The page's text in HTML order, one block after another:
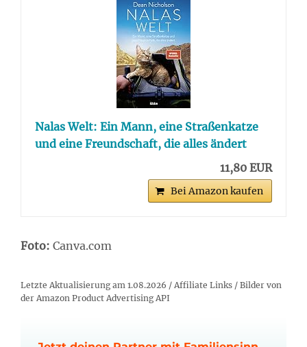
Nalas Welt: Ein Mann, eine Straßenkatze
und eine Freundschaft, die alles ändert
11,80 EUR
Bei Amazon kaufen
Foto: Canva.com
Letzte Aktualisierung am 1.08.2026 / Affiliate Links / Bilder von
der Amazon Product Advertising API